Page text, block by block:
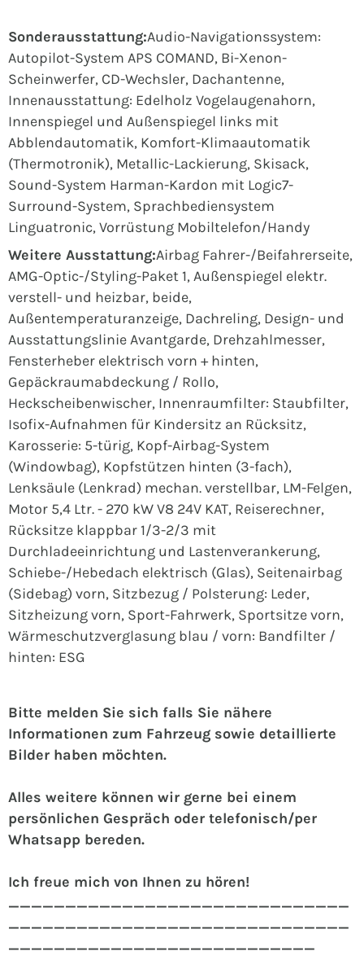
Sonderausstattung:Audio-Navigationssystem:
Autopilot-System APS COMAND, Bi-Xenon-
Scheinwerfer, CD-Wechsler, Dachantenne,
Innenausstattung: Edelholz Vogelaugenahorn,
Innenspiegel und Außenspiegel links mit
Abblendautomatik, Komfort-Klimaautomatik
(Thermotronik), Metallic-Lackierung, Skisack,
Sound-System Harman-Kardon mit Logic7-
Surround-System, Sprachbediensystem
Linguatronic, Vorrüstung Mobiltelefon/Handy
Weitere Ausstattung:Airbag Fahrer-/Beifahrerseite,
AMG-Optic-/Styling-Paket 1, Außenspiegel elektr.
verstell- und heizbar, beide,
Außentemperaturanzeige, Dachreling, Design- und
Ausstattungslinie Avantgarde, Drehzahlmesser,
Fensterheber elektrisch vorn + hinten,
Gepäckraumabdeckung / Rollo,
Heckscheibenwischer, Innenraumfilter: Staubfilter,
Isofix-Aufnahmen für Kindersitz an Rücksitz,
Karosserie: 5-türig, Kopf-Airbag-System
(Windowbag), Kopfstützen hinten (3-fach),
Lenksäule (Lenkrad) mechan. verstellbar, LM-Felgen,
Motor 5,4 Ltr. - 270 kW V8 24V KAT, Reiserechner,
Rücksitze klappbar 1/3-2/3 mit
Durchladeeinrichtung und Lastenverankerung,
Schiebe-/Hebedach elektrisch (Glas), Seitenairbag
(Sidebag) vorn, Sitzbezug / Polsterung: Leder,
Sitzheizung vorn, Sport-Fahrwerk, Sportsitze vorn,
Wärmeschutzverglasung blau / vorn: Bandfilter /
hinten: ESG
Bitte melden Sie sich falls Sie nähere
Informationen zum Fahrzeug sowie detaillierte
Bilder haben möchten.
Alles weitere können wir gerne bei einem
persönlichen Gespräch oder telefonisch/per
Whatsapp bereden.
Ich freue mich von Ihnen zu hören!
______________________________
______________________________
___________________________